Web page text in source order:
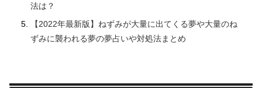
法は？
【2022年最新版】ねずみが大量に出てくる夢や大量のね
ずみに襲われる夢の夢占いや対処法まとめ